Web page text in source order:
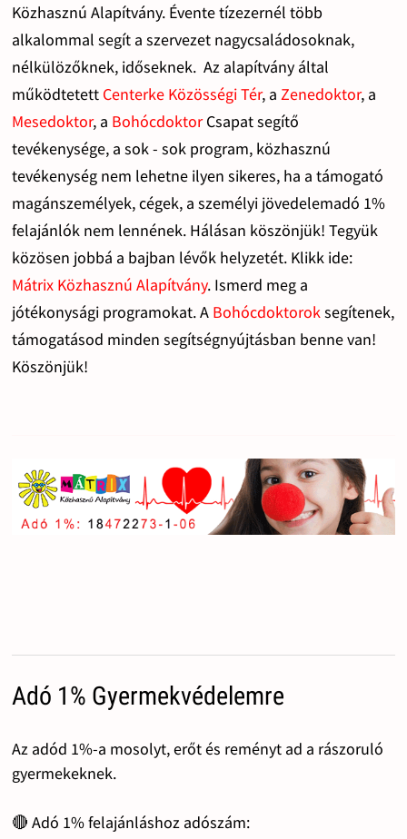
Közhasznú Alapítvány. Évente tízezernél több
alkalommal segít a szervezet nagycsaládosoknak,
nélkülözőknek, időseknek. Az alapítvány által
működtetett Centerke Közösségi Tér, a Zenedoktor, a
Mesedoktor, a BohócdoktorCsapat segítő
tevékenysége, a sok - sok program, közhasznú
tevékenység nem lehetne ilyen sikeres, ha a támogató
magánszemélyek, cégek, a személyi jövedelemadó 1%
felajánlók nem lennének. Hálásan köszönjük! Tegyük
közösen jobbá a bajban lévők helyzetét. Klikk ide:
Mátrix Közhasznú Alapítvány. Ismerd meg a
jótékonysági programokat. A Bohócdoktoroksegítenek,
támogatásod minden segítségnyújtásban benne van!
Köszönjük!
Adó 1% Gyermekvédelemre
Az adód 1%-a mosolyt, erőt és reményt ad a rászoruló
gyermekeknek.
🔴 Adó 1% felajánláshoz adószám: